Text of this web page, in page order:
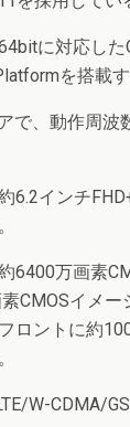
に対応した
を搭載す
で、動作周波
6.2インチ
6400万画素
CMOSイメー
ロントに約
W-CDMA/